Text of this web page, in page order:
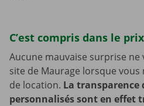
C’est compris dans le
Aucune mauvaise surprise
site de Maurage lorsque
de location. La transparence
personnalisés sont en effet